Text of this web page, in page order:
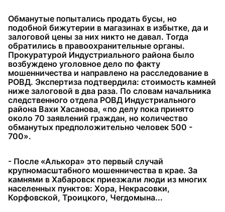
Обманутые попытались продать бусы, но
подобной бижутерии в магазинах в избытке, да и
залоговой цены за них никто не давал. Тогда
обратились в правоохранительные органы.
Прокуратурой Индустриального района было
возбуждено уголовное дело по факту
мошенничества и направлено на расследование в
РОВД. Экспертиза подтвердила: стоимость камней
ниже залоговой в два раза. По словам начальника
следственного отдела РОВД Индустриального
района Вахи Хасанова, «по делу пока принято
около 70 заявлений граждан, но количество
обманутых предположительно человек 500 -
700».
- После «Алькора» это первый случай
крупномасштабного мошенничества в крае. За
камнями в Хабаровск приезжали люди из многих
населенных пунктов: Хора, Некрасовки,
Корфовской, Троицкого, Чегдомына...